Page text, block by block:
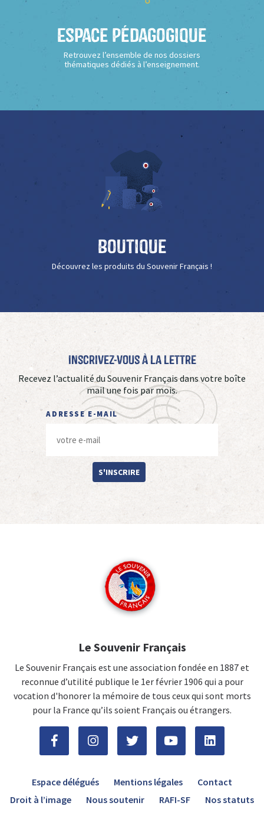
Espace Pédagogique
Retrouvez l’ensemble de nos dossiers
thématiques dédiés à l’enseignement.
Boutique
Découvrez les produits du Souvenir Français !
Inscrivez-vous à La Lettre
Recevez l’actualité du Souvenir Français dans votre boîte
mail une fois par mois.
ADRESSE E-MAIL
S'INSCRIRE
Le Souvenir Français
Le Souvenir Français est une association fondée en 1887 et
reconnue d’utilité publique le 1er février 1906 qui a pour
vocation d'honorer la mémoire de tous ceux qui sont morts
pour la France qu’ils soient Français ou étrangers.
Espace délégués Mentions légales
Contact
Droit à l’image
Nous soutenir RAFI-SF Nos statuts